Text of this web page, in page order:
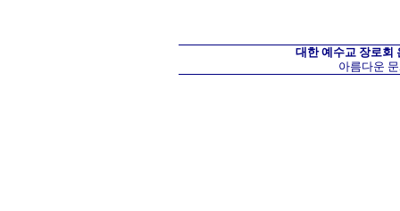
대한 예수교 장로회
아름다운